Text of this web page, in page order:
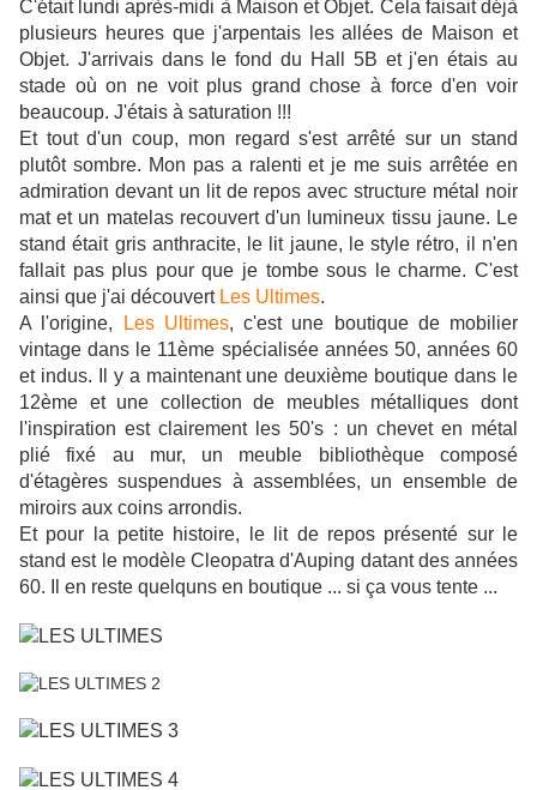
C'était lundi après-midi à Maison et Objet. Cela faisait déjà
plusieurs heures que j'arpentais les allées de Maison et
Objet. J'arrivais dans le fond du Hall 5B et j'en étais au
stade où on ne voit plus grand chose à force d'en voir
beaucoup. J'étais à saturation !!!
Et tout d'un coup, mon regard s'est arrêté sur un stand
plutôt sombre. Mon pas a ralenti et je me suis arrêtée en
admiration devant un lit de repos avec structure métal noir
mat et un matelas recouvert d'un lumineux tissu jaune. Le
stand était gris anthracite, le lit jaune, le style rétro, il n'en
fallait pas plus pour que je tombe sous le charme. C'est
ainsi que j'ai découvert Les Ultimes.
A l'origine,
Les Ultimes, c'est une boutique de mobilier
vintage dans le 11ème spécialisée années 50, années 60
et indus. Il y a maintenant une deuxième boutique dans le
12ème et une collection de meubles métalliques dont
l'inspiration est clairement les 50's : un chevet en métal
plié fixé au mur, un meuble bibliothèque composé
d'étagères suspendues à assemblées, un ensemble de
miroirs aux coins arrondis.
Et pour la petite histoire, le lit de repos présenté sur le
stand est le modèle Cleopatra d'Auping datant des années
60. Il en reste quelquns en boutique ... si ça vous tente ...